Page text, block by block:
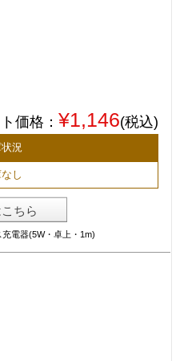
価格： ¥1,146(税込)
況
し
ちら
電器(5W・卓上・1m)